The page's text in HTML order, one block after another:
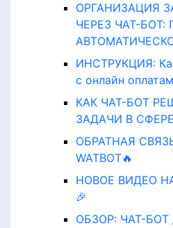
ОРГАНИЗАЦИЯ
ЧЕРЕЗ ЧАТ-БОТ:
ИНСТРУКЦИЯ:
с онлайн
КАК ЧАТ-БОТ
ЗАДАЧИ В
ОБРАТНАЯ
WATBOT🔥
НОВОЕ ВИДЕО
🎉
ОБЗОР: ЧАТ-БОТ